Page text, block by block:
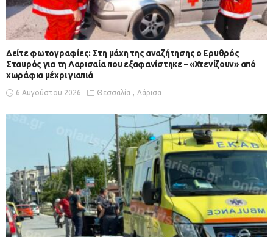
Δείτε φωτογραφίες: Στη μάχη της αναζήτησης ο Ερυθρός
Σταυρός για τη Λαρισαία που εξαφανίστηκε – «Χτενίζουν» από
χωράφια μέχρι γιαπιά
6 Αυγούστου 2026 Θεσσαλία Λάρισα